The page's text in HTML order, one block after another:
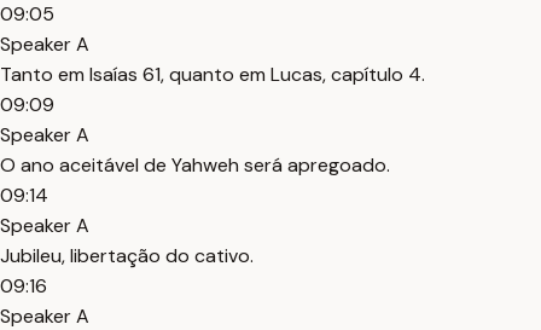
09:05
Speaker A
Tanto em Isaías 61, quanto em Lucas, capítulo 4.
09:09
Speaker A
O ano aceitável de Yahweh será apregoado.
09:14
Speaker A
Jubileu, libertação do cativo.
09:16
Speaker A